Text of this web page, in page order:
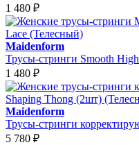
1 480 ₽
Maidenform
Трусы-стринги Smooth
1 480 ₽
Maidenform
Трусы-стринги
5 780 ₽